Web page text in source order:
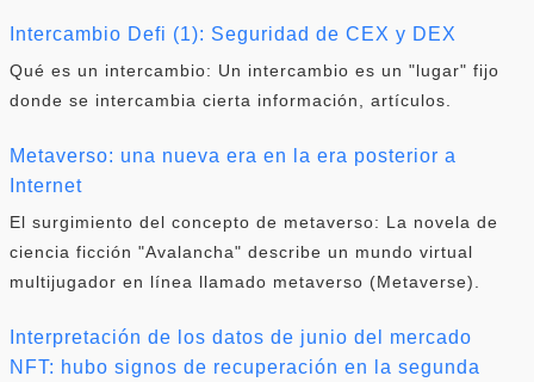
Intercambio Defi (1): Seguridad de CEX y DEX
Qué es un intercambio: Un intercambio es un "lugar" fijo
donde se intercambia cierta información, artículos.
Metaverso: una nueva era en la era posterior a
Internet
El surgimiento del concepto de metaverso: La novela de
ciencia ficción "Avalancha" describe un mundo virtual
multijugador en línea llamado metaverso (Metaverse).
Interpretación de los datos de junio del mercado
NFT: hubo signos de recuperación en la segunda